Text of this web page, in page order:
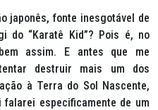
japonês, fonte inesgotável de
do “Karatê Kid”? Pois é, no
assim. E antes que me
destruir mais um dos
à Terra do Sol Nascente,
especificamente de um